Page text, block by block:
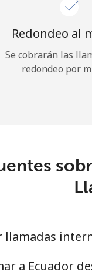
Redondeo al
Se cobrarán las
redondeo por
llamadas
a Ecuador